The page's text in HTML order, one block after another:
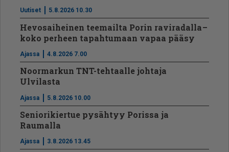
Uutiset 5.8.2026 10.30
Hevosaiheinen teemailta Porin raviradalla –
koko perheen tapahtumaan vapaa pääsy
Ajassa 4.8.2026 7.00
Noormarkun TNT-tehtaalle johtaja
Ulvilasta
Ajassa 5.8.2026 10.00
Seniorikiertue pysähtyy Porissa ja
Raumalla
Ajassa 3.8.2026 13.45